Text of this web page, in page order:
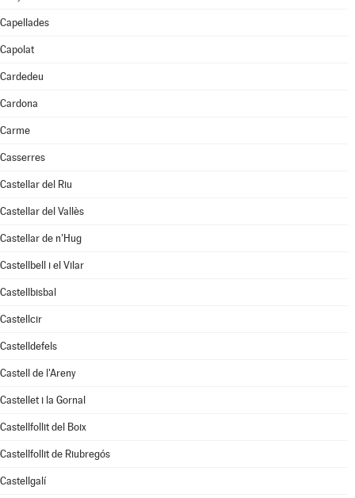
Capellades
Capolat
Cardedeu
Cardona
Carme
Casserres
Castellar del Riu
Castellar del Vallès
Castellar de n'Hug
Castellbell i el Vilar
Castellbisbal
Castellcir
Castelldefels
Castell de l'Areny
Castellet i la Gornal
Castellfollit del Boix
Castellfollit de Riubregós
Castellgalí